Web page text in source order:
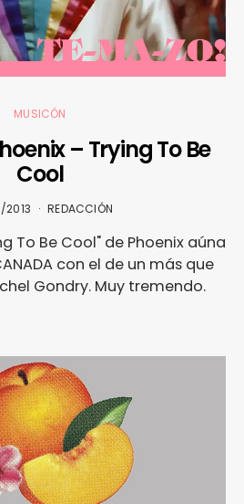
MUSICÓN
– Trying To Be
Cool
REDACCIÓN
To Be Cool" de Phoenix aúna
con el de un más que
Gondry. Muy tremendo.